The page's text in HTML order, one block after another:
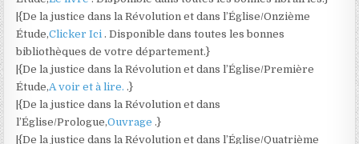
|{De la justice dans la Révolution et dans l’Église/Onzième
Étude,Clicker Ici. Disponible dans toutes les bonnes
bibliothèques de votre département.}
|{De la justice dans la Révolution et dans l’Église/Première
Étude,A voir et à lire..}
|{De la justice dans la Révolution et dans
l’Église/Prologue,Ouvrage.}
|{De la justice dans la Révolution et dans l’Église/Quatrième